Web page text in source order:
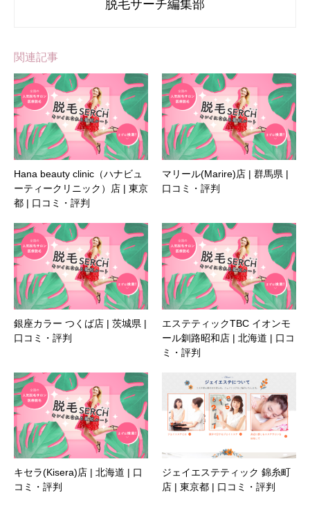
脱毛サーチ編集部
関連記事
Hana beauty clinic（ハナビュ
ーティークリニック）店 | 東京
都 | 口コミ・評判
マリール(Marire)店 | 群馬県 |
口コミ・評判
銀座カラー つくば店 | 茨城県 |
口コミ・評判
エステティックTBC イオンモ
ール釧路昭和店 | 北海道 | 口コ
ミ・評判
キセラ(Kisera)店 | 北海道 | 口
コミ・評判
ジェイエステティック 錦糸町
店 | 東京都 | 口コミ・評判